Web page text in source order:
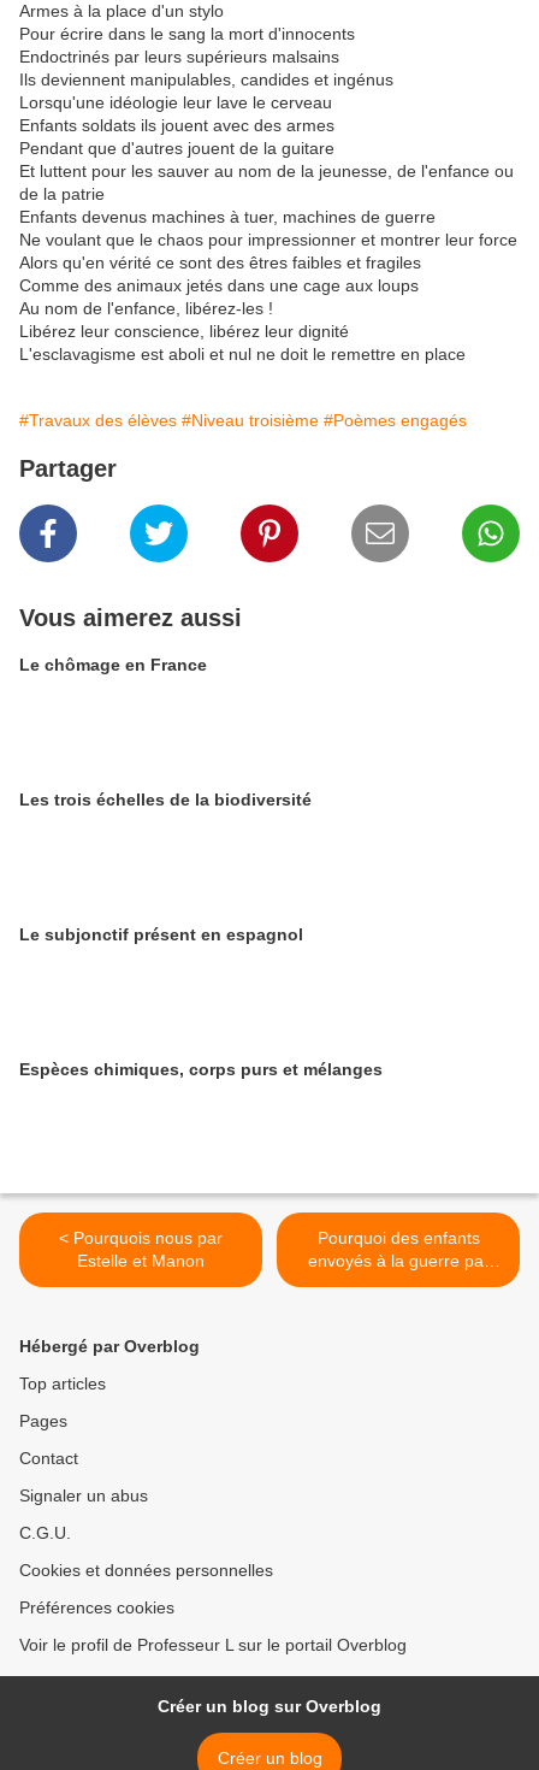
Armes à la place d'un stylo
Pour écrire dans le sang la mort d'innocents
Endoctrinés par leurs supérieurs malsains
Ils deviennent manipulables, candides et ingénus
Lorsqu'une idéologie leur lave le cerveau
Enfants soldats ils jouent avec des armes
Pendant que d'autres jouent de la guitare
Et luttent pour les sauver au nom de la jeunesse, de l'enfance ou
de la patrie
Enfants devenus machines à tuer, machines de guerre
Ne voulant que le chaos pour impressionner et montrer leur force
Alors qu'en vérité ce sont des êtres faibles et fragiles
Comme des animaux jetés dans une cage aux loups
Au nom de l'enfance, libérez-les !
Libérez leur conscience, libérez leur dignité
L'esclavagisme est aboli et nul ne doit le remettre en place
#Travaux des élèves #Niveau troisième #Poèmes engagés
Partager
Vous aimerez aussi
Le chômage en France
Les trois échelles de la biodiversité
Le subjonctif présent en espagnol
Espèces chimiques, corps purs et mélanges
< Pourquois nous par
Estelle et Manon
Pourquoi des enfants
envoyés à la guerre par
Lévana >
Hébergé par Overblog
Top articles
Pages
Contact
Signaler un abus
C.G.U.
Cookies et données personnelles
Préférences cookies
Voir le profil de Professeur L sur le portail Overblog
Créer un blog sur Overblog
Créer un blog